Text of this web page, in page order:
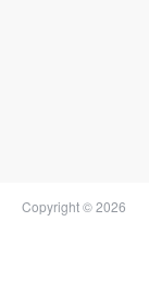
Copyright © 2026